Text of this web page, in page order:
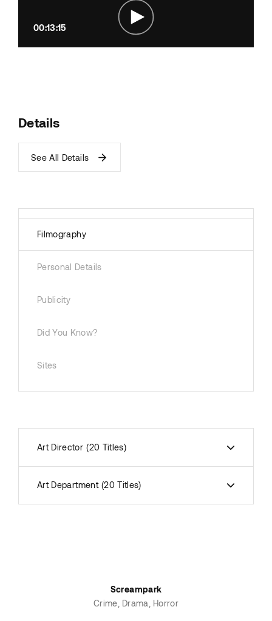
00:13:15
Details
See All Details
Filmography
Personal Details
Publicity
Did You Know?
Sites
Art Director 20 Titles
Art Department 20 Titles
Screampark
Crime Drama Horror